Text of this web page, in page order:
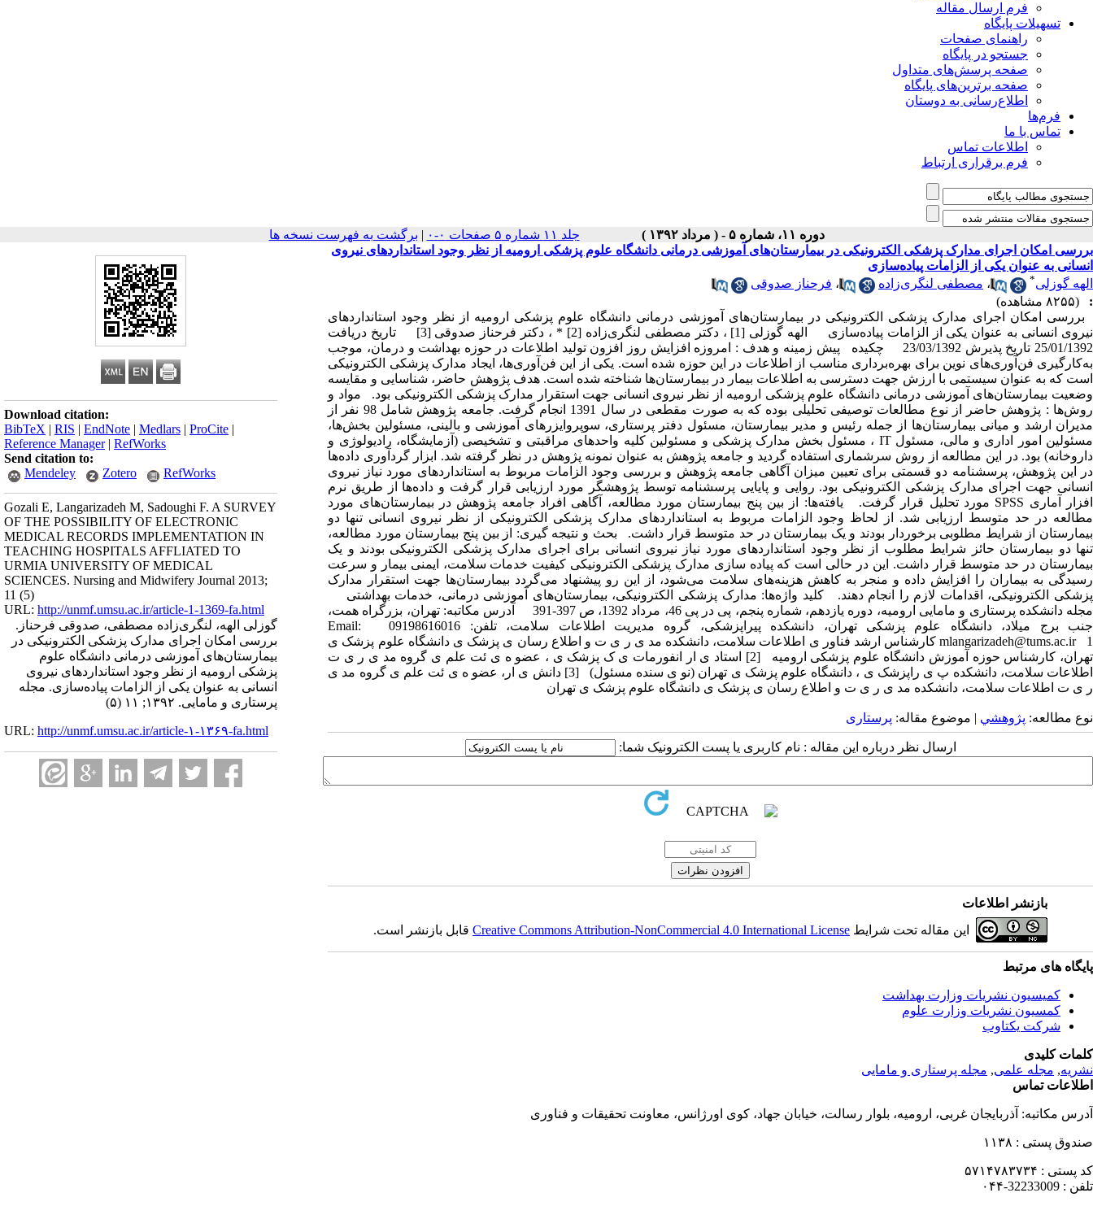
فرم ارسال مقاله
تسهیلات پایگاه
راهنمای صفحات
جستجو در پایگاه
صفحه پرسش‌های متداول
صفحه برترین‌های پایگاه
اطلاع‌رسانی به دوستان
فرم‌ها
تماس با ما
اطلاعات تماس
فرم برقراری ارتباط
دوره ۱۱، شماره ۵ - ( مرداد ۱۳۹۲ ) جلد ۱۱ شماره ۵ صفحات ۰-۰ | برگشت به فهرست نسخه ها
Download citation:
BibTeX | RIS | EndNote | Medlars | ProCite |
Reference Manager| RefWorks
Send citation to:
Mendeley
Zotero RefWorks
Gozali E, Langarizadeh M, Sadoughi F. A SURVEY
OF THE POSSIBILITY OF ELECTRONIC
MEDICAL RECORDS IMPLEMENTATION IN
TEACHING HOSPITALS AFFLIATED TO
URMIA UNIVERSITY OF MEDICAL
SCIENCES. Nursing and Midwifery Journal 2013;
11 (5)
URL: http://unmf.umsu.ac.ir/article-1-1369-fa.html
گوزلی الهه، لنگری‌زاده مصطفی، صدوقی فرحناز.
بررسی امکان اجرای مدارک پزشکی الکترونیکی در
بیمارستان‌های آموزشی درمانی دانشگاه علوم
پزشکی ارومیه از نظر وجود استانداردهای نیروی
انسانی به عنوان یکی از الزامات پیاده‌سازی. مجله
پرستاری و مامایی. ۱۳۹۲; ۱۱ (۵)
URL: http://unmf.umsu.ac.ir/article-۱-۱۳۶۹-fa.html
بررسی امکان اجرای مدارک پزشکی الکترونیکی در بیمارستان‌های آموزشی درمانی دانشگاه علوم پزشکی ارومیه از نظر وجود استانداردهای نیروی
انسانی به عنوان یکی از الزامات پیاده‌سازی
الهه گوزلی* ، مصطفی لنگری‌زاده ، فرحناز صدوقی
:
(۸۲۵۵ مشاهده)
بررسی امکان اجرای مدارک پزشکی الکترونیکی در بیمارستان‌های آموزشی درمانی دانشگاه علوم پزشکی ارومیه از نظر وجود استانداردهای
نیروی انسانی به عنوان یکی از الزامات پیاده‌سازی الهه گوزلی [1] ، دکتر مصطفی لنگری‌زاده [2] * ، دکتر فرحناز صدوقی [3] تاریخ دریافت
25/01/1392 تاریخ پذیرش 23/03/1392 چکیده پیش زمینه و هدف : امروزه افزایش روز افزون تولید اطلاعات در حوزه بهداشت و درمان، موجب
به‌کارگیری فن‌آوری‌های نوین برای بهره‌برداری مناسب از اطلاعات در این حوزه شده است. یکی از این فن‌آوری‌ها، ایجاد مدارک پزشکی الکترونیکی
است که به عنوان سیستمی با ارزش جهت دسترسی به اطلاعات بیمار در بیمارستان‌ها شناخته شده است. هدف پژوهش حاضر، شناسایی و مقایسه
وضعیت بیمارستان‌های آموزشی درمانی دانشگاه علوم پزشکی ارومیه از نظر نیروی انسانی جهت استقرار مدارک پزشکی الکترونیکی بود. مواد و
روش‌ها : پژوهش حاضر از نوع مطالعات توصیفی تحلیلی بوده که به صورت مقطعی در سال 1391 انجام گرفت. جامعه پژوهش شامل 98 نفر از
مدیران ارشد و میانی بیمارستان‌ها از جمله رئیس و مدیر بیمارستان، مسئول دفتر پرستاری، سوپروایزرهای آموزشی و بالینی، مسئولین بخش‌ها،
مسئولین امور اداری و مالی، مسئول IT ، مسئول بخش مدارک پزشکی و مسئولین کلیه واحدهای مراقبتی و تشخیصی (آزمایشگاه، رادیولوژی و
داروخانه) بود. در این مطالعه از روش سرشماری استفاده گردید و جامعه پژوهش به عنوان نمونه پژوهش در نظر گرفته شد. ابزار گردآوری داده‌ها
در این پژوهش، پرسشنامه دو قسمتی برای تعیین میزان آگاهی جامعه پژوهش و بررسی وجود الزامات مربوط به استانداردهای مورد نیاز نیروی
انسانی جهت اجرای مدارک پزشکی الکترونیکی بود. روایی و پایایی پرسشنامه توسط پژوهشگر مورد ارزیابی قرار گرفت و داده‌ها از طریق نرم
افزار آماری SPSS مورد تحلیل قرار گرفت. یافته‌ها: از بین پنج بیمارستان مورد مطالعه، آگاهی افراد جامعه پژوهش در بیمارستان‌های مورد
مطالعه در حد متوسط ارزیابی شد. از لحاظ وجود الزامات مربوط به استانداردهای مدارک پزشکی الکترونیکی از نظر نیروی انسانی تنها دو
بیمارستان از شرایط مطلوبی برخوردار بودند و یک بیمارستان در حد متوسط قرار داشت. بحث و نتیجه گیری: از بین پنج بیمارستان مورد مطالعه،
تنها دو بیمارستان حائز شرایط مطلوب از نظر وجود استانداردهای مورد نیاز نیروی انسانی برای اجرای مدارک پزشکی الکترونیکی بودند و یک
بیمارستان در حد متوسط قرار داشت. این در حالی است که پیاده سازی مدارک پزشکی الکترونیکی کیفیت خدمات سلامت، ایمنی بیمار و سرعت
رسیدگی به بیماران را افزایش داده و منجر به کاهش هزینه‌های سلامت می‌شود، از این رو پیشنهاد می‌گردد بیمارستان‌ها جهت استقرار مدارک
پزشکی الکترونیکی، اقدامات لازم را انجام دهند. کلید واژه‌ها: مدارک پزشکی الکترونیکی، بیمارستان‌های آموزشی درمانی، خدمات بهداشتی
مجله دانشکده پرستاری و مامایی ارومیه، دوره یازدهم، شماره پنجم، پی در پی 46، مرداد 1392، ص 397-391 آدرس مکاتبه: تهران، بزرگراه همت،
جنب برج میلاد، دانشگاه علوم پزشکی تهران، دانشکده پیراپزشکی، گروه مدیریت اطلاعات سلامت، تلفن: ‌09198616016 Email:
mlangarizadeh@tums.ac.ir 1 کارشناس ارشد فناور ی اطلاعات سلامت، دانشکده مد ی ر ی ت و اطلاع رسان ی پزشک ی دانشگاه علوم پزشک ی
تهران، کارشناس حوزه آموزش دانشگاه علوم پزشکی ارومیه [2] استاد ی ار انفورمات ی ک پزشک ی ، عضو ه ی ئت علم ی گروه مد ی ر ی ت
اطلاعات سلامت، دانشکده پ ی راپزشک ی ، دانشگاه علوم پزشک ی تهران (نو ی سنده مسئول) [3] دانش ی ار، عضو ه ی ئت علم ی گروه مد ی
ر ی ت اطلاعات سلامت، دانشکده مد ی ر ی ت و اطلاع رسان ی پزشک ی دانشگاه علوم پزشک ی تهران
نوع مطالعه: پژوهشي | موضوع مقاله: پرستاری
ارسال نظر درباره این مقاله : نام کاربری یا پست الکترونیک شما:
بازنشر اطلاعات
این مقاله تحت شرایط Creative Commons Attribution-NonCommercial 4.0 International Licenseقابل بازنشر است.
پایگاه های مرتبط
کمیسیون نشریات وزارت بهداشت
کمسیون نشریات وزارت علوم
شرکت یکتاوب
کلمات کلیدی
نشریه, مجله علمی, مجله پرستاری و مامایی
اطلاعات تماس
آدرس مکاتبه: آذربایجان غربی، ارومیه، بلوار رسالت، خیابان جهاد، کوی اورژانس، معاونت تحقیقات و فناوری
صندوق پستی : ۱۱۳۸
کد پستی : ۵۷۱۴۷۸۳۷۳۴
تلفن : 32233009-۰۴۴